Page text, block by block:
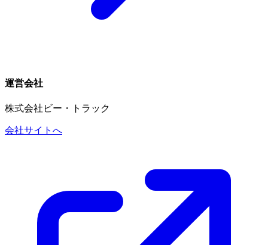
運営会社
株式会社ビー・トラック
会社サイトへ